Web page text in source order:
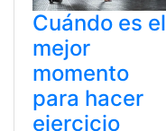
Cuándo es el
mejor
momento
para hacer
ejercicio